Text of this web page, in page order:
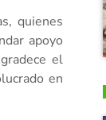
quienes
apoyo
el
en